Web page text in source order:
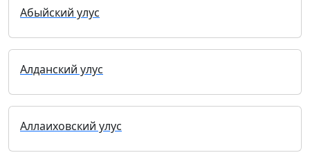
Абыйский улус
Алданский улус
Аллаиховский улус